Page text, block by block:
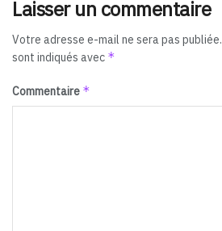
Laisser un commentaire
Votre adresse e-mail ne sera pas publiée.
sont indiqués avec *
Commentaire *